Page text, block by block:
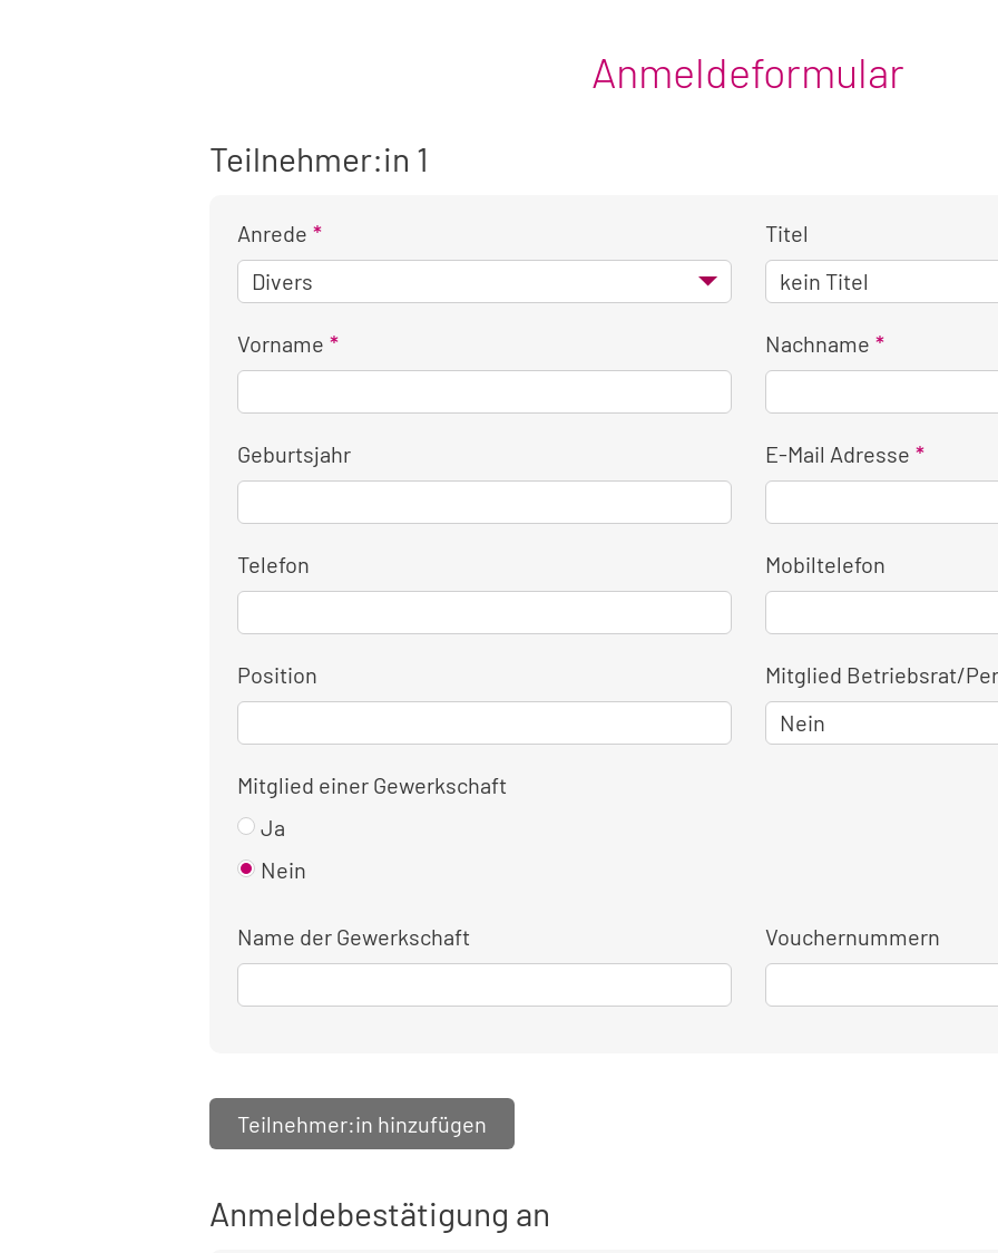
Anmeldeformular
Teilnehmer:in 1
Anrede Titel
Vorname Nachname
Geburtsjahr E-Mail Adresse
Telefon Mobiltelefon
Position Mitglied Betriebsrat/
Mitglied einer Gewerkschaft
Ja
Nein
Name der Gewerkschaft Vouchernummern
Teilnehmer:in hinzufügen
Anmeldebestätigung an